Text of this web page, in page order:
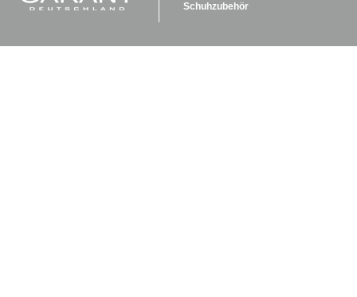
Schuhzubehör